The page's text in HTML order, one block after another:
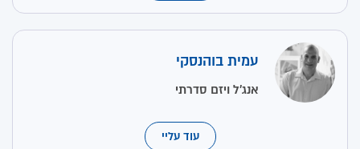
עמית בוהנסקי
אנג'ל ויזם סדרתי
עוד עליי